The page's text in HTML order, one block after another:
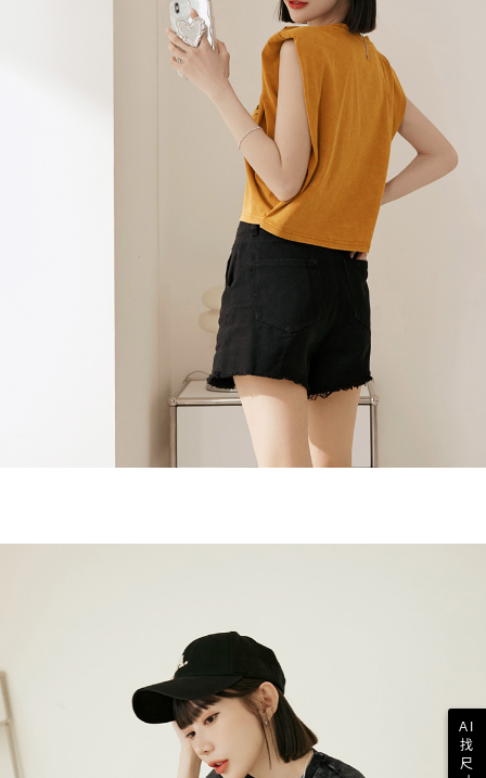
AI
找
尺